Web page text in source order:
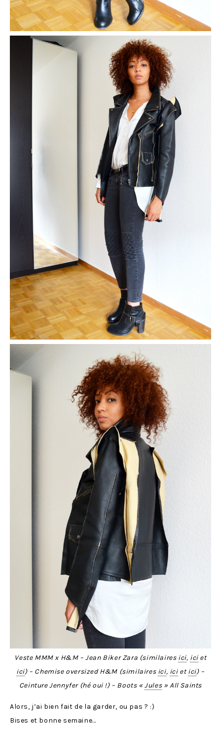
Veste MMM x H&M – Jean Biker Zara (similaires ici, iciet
ici) – Chemise oversized H&M (similaires ici, icietici) –
Ceinture Jennyfer (hé oui !) – Boots «Jules» All Saints
Alors, j’ai bien fait de la garder, ou pas ? :)
Bises et bonne semaine…